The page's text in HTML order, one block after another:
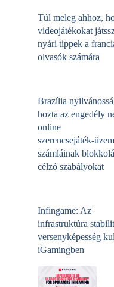
Túl meleg ahhoz,
videojátékokat
nyári tippek a
olvasók számára
Brazília
hozta az engedély
online
számláinak
célzó szabályokat
Infingame: Az
infrastruktúra
versenyképesség
iGamingben